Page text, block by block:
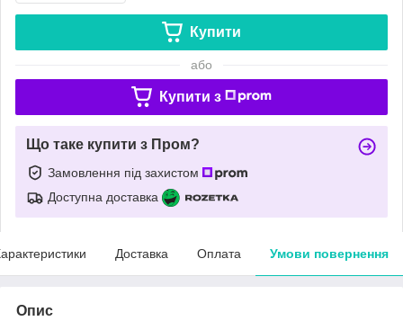
Купити
або
Купити з
Що таке купити з Пром?
Замовлення під захистом
Доступна доставка
Доставка Оплата Умови повернення
Опис